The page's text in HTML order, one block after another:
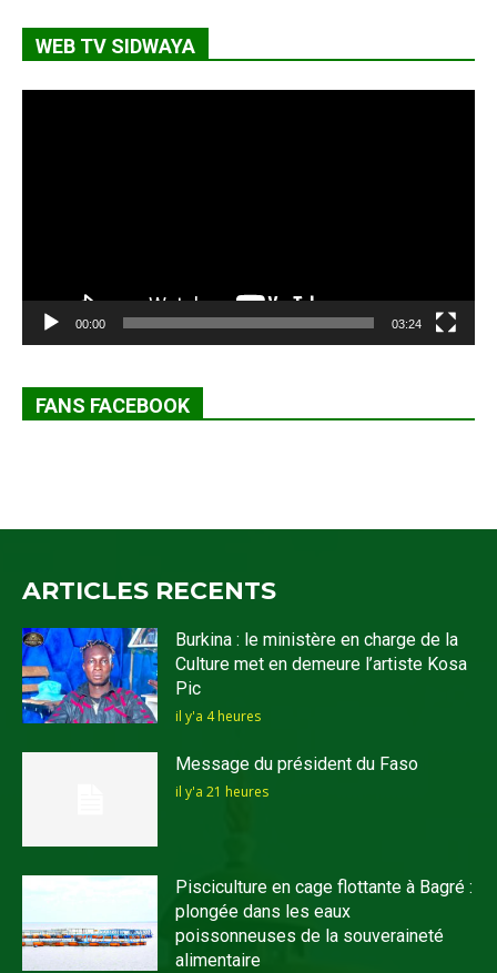
WEB TV SIDWAYA
00:00 03:24
FANS FACEBOOK
ARTICLES RECENTS
Burkina : le ministère en charge de la
Culture met en demeure l’artiste Kosa
Pic
il y'a 4 heures
Message du président du Faso
il y'a 21 heures
Pisciculture en cage flottante à Bagré :
plongée dans les eaux
poissonneuses de la souveraineté
alimentaire